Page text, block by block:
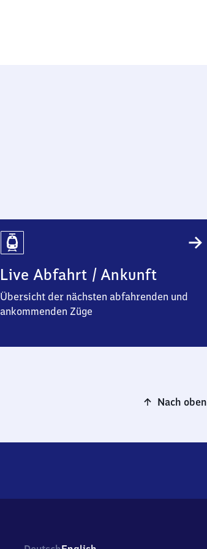
Live Abfahrt / Ankunft
Übersicht der nächsten abfahrenden und
ankommenden Züge
Nach oben